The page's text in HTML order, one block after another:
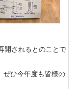
開されるとのことで
ぜひ今年度も皆様の